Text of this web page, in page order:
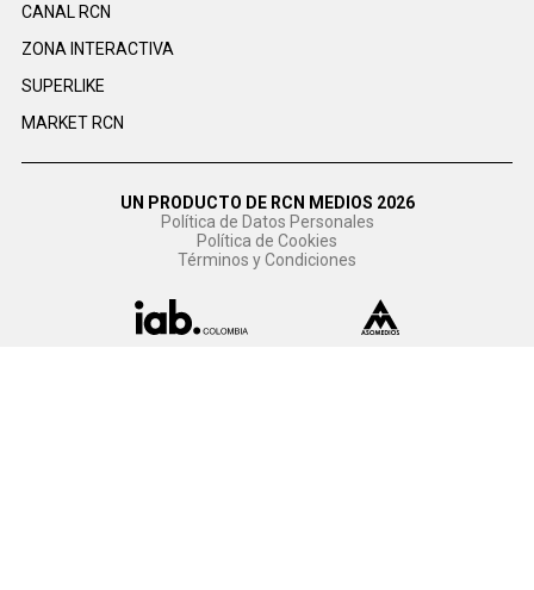
CANAL RCN
ZONA INTERACTIVA
SUPERLIKE
MARKET RCN
UN PRODUCTO DE RCN MEDIOS 2026
Política de Datos Personales
Política de Cookies
Términos y Condiciones